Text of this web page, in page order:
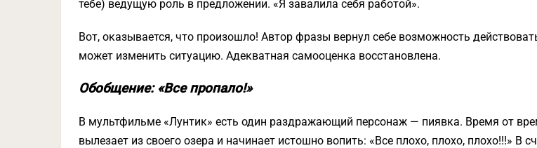
тебе) ведущую роль в предложении. «Я завалила себя работой».
Вот, оказывается, что произошло! Автор фразы вернул себе возможность
может изменить ситуацию. Адекватная самооценка восстановлена.
Обобщение: «Все пропало!»
В мультфильме «Лунтик» есть один раздражающий персонаж — пиявка. Время от
вылезает из своего озера и начинает истошно вопить: «Все плохо, плохо, плохо!!!» В